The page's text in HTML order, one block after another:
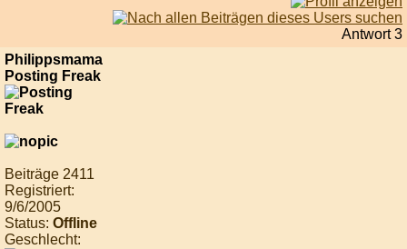
Antwort 3
Philippsmama
Posting Freak
Beiträge 2411
Registriert:
9/6/2005
Status: Offline
Geschlecht: